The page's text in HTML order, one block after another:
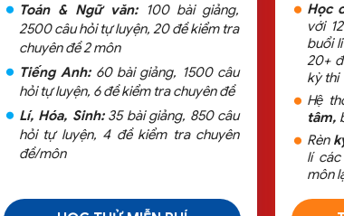
Toán & Ngữ văn:
100 bài giảng,
2500 câu hỏi tự luyện, 20 đề kiểm tra
chuyên đề 2 môn
Tiếng Anh:60 bài giảng, 1500 câu
hỏi tự luyện, 6 đề kiểm tra chuyên đề
Lí, Hóa, Sinh:35 bài giảng, 850 câu
hỏi tự luyện, 4 đề kiểm tra chuyên
đề/môn
Học
với
buổi
20+
kỳ thi
Hệ
tâm,
Rèn
lí
môn